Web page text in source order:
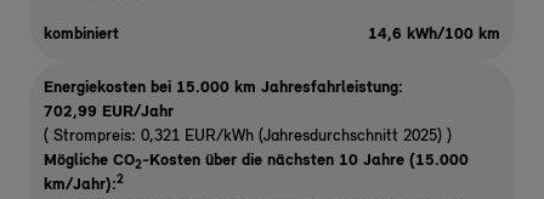
kombiniert 14,6 kWh/100 km
Energiekosten bei 15.000 km Jahresfahrleistung:
702,99 EUR/Jahr
( Strompreis: 0,321 EUR/kWh (Jahresdurchschnitt 2025) )
Mögliche CO2-Kosten über die nächsten 10 Jahre (15.000
km/Jahr):2